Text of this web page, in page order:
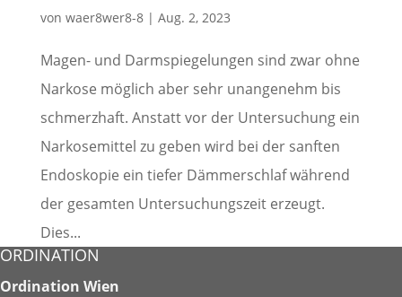
von waer8wer8-8| Aug. 2, 2023
Magen- und Darmspiegelungen sind zwar ohne
Narkose möglich aber sehr unangenehm bis
schmerzhaft. Anstatt vor der Untersuchung ein
Narkosemittel zu geben wird bei der sanften
Endoskopie ein tiefer Dämmerschlaf während
der gesamten Untersuchungszeit erzeugt.
Dies...
ORDINATION
Ordination Wien